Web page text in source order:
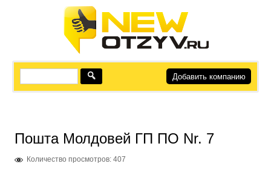
Добавить компанию
Пошта Молдовей ГП ПО Nr. 7
Количество просмотров: 407